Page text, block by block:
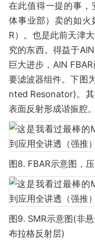
在此值得一提的事，
体事业部）卖的如火
R）。也是此前天津
究的东西。得益于
巨大进步，AlN
要滤波器组件。下图
nted Resonator)。
表面反射形成谐振腔。
图8. FBAR示意图，
图9. SMR示意图(非
布拉格反射层)